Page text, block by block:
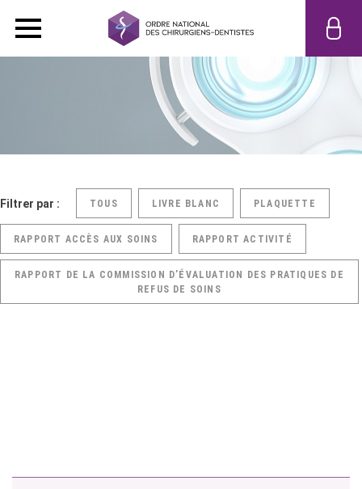
Filtrer par : TOUS LIVRE BLANC PLAQUETTE
RAPPORT ACCÈS AUX SOINS RAPPORT ACTIVITÉ
RAPPORT DE LA COMMISSION D’ÉVALUATION DES PRATIQUES DE
REFUS DE SOINS